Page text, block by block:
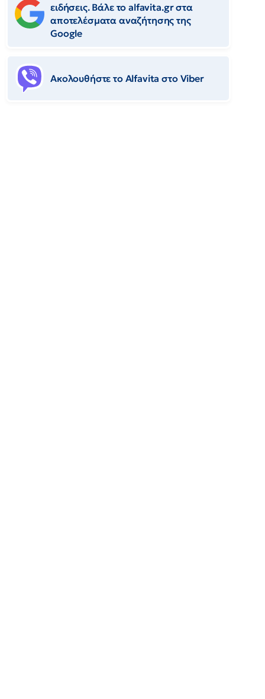
ειδήσεις. Βάλε το alfavita.gr στα
αποτελέσματα αναζήτησης της
Google
Ακολουθήστε το Αlfavita στο Viber